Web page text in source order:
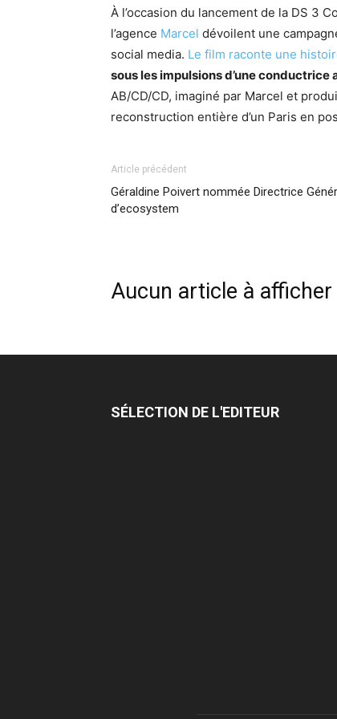
À l’occasion du lancement de la DS 3
l’agence Marcel dévoilent une
social media. Le film raconte une
sous les impulsions d’une conductrice
AB/CD/CD, imaginé par Marcel et
reconstruction entière d’un Paris en
Article précédent
Géraldine Poivert nommée Directrice
d’ecosystem
Aucun article à afficher
SÉLECTION DE L'EDITEUR